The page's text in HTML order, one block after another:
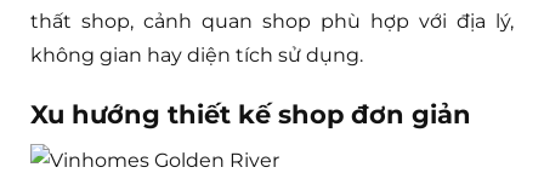
thất shop, cảnh quan shop phù hợp với địa lý,
không gian hay diện tích sử dụng.
Xu hướng thiết kế shop đơn giản